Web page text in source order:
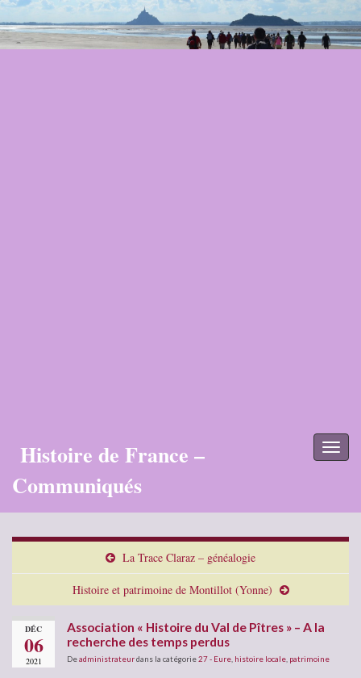
Histoire de France –
Communiqués
La Trace Claraz – généalogie
Histoire et patrimoine de Montillot (Yonne)
DÉC
06
2021
Association « Histoire du Val de Pîtres » – A la
recherche des temps perdus
Deadministrateurdans la catégorie27 - Eure histoire locale patrimoine